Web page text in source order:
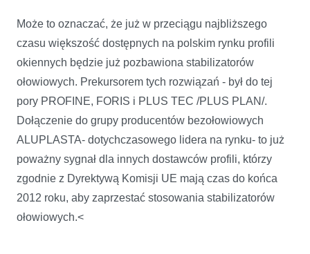
Może to oznaczać, że już w przeciągu najbliższego
czasu większość dostępnych na polskim rynku profili
okiennych będzie już pozbawiona stabilizatorów
ołowiowych. Prekursorem tych rozwiązań - był do tej
pory PROFINE, FORIS i PLUS TEC /PLUS PLAN/.
Dołączenie do grupy producentów bezołowiowych
ALUPLASTA- dotychczasowego lidera na rynku- to już
poważny sygnał dla innych dostawców profili, którzy
zgodnie z Dyrektywą Komisji UE mają czas do końca
2012 roku, aby zaprzestać stosowania stabilizatorów
ołowiowych.<